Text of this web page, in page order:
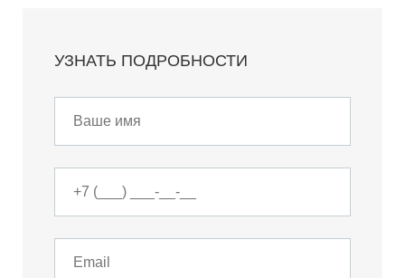
УЗНАТЬ ПОДРОБНОСТИ